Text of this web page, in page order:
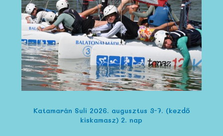
Katamarán Suli 2026. augusztus 3-7. (kezdő
kiskamasz) 2. nap